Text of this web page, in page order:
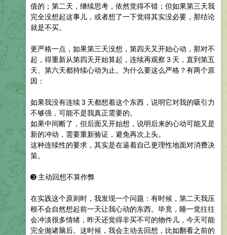
值的；第二天，继续思考，依然觉得不错；但如果第三天我
完全没想起这事儿，或者想了一下觉得其实没必要，那结论
就是不买。
更严格一点，如果第三天没想，第四天又开始心动，那对不
起，得重新从第四天开始算起，连续再观察 3 天，直到第五
天、第六天都持续心动为止。为什么要这么严格？有两个原
因：
如果我没有连续 3 天都想着这个东西，说明它对我的吸引力
不够强，可能不是我真正需要的。
如果中间断了，但后面又开始想，说明后来的心动可能又是
新的冲动，需要重新验证，避免再次上头。
这种连续性的要求，其实是在逼着自己更理性地面对消费决
策。
➌ 主动回想不算作弊
在实践这个原则时，我发现一个问题：有时候，第二天我压
根不会自然想起前一天让我心动的东西。毕竟，睡一觉往往
会冲淡很多情绪，昨天还觉得非买不可的物件儿，今天可能
完全抛诸脑后。这时候，我会主动去回想，比如翻看之前的